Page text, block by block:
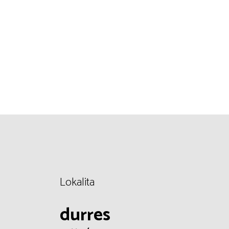
Lokalita
durres